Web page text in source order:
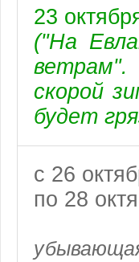
23
("На
ветрам".
скорой
будет
с 26
по 28